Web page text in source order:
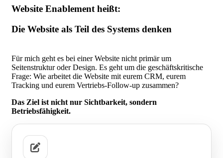
Website Enablement heißt:
Die Website als Teil des Systems denken
Für mich geht es bei einer Website nicht primär um
Seitenstruktur oder Design. Es geht um die geschäftskritische
Frage: Wie arbeitet die Website mit eurem CRM, eurem
Tracking und eurem Vertriebs-Follow-up zusammen?
Das Ziel ist nicht nur Sichtbarkeit, sondern
Betriebsfähigkeit.